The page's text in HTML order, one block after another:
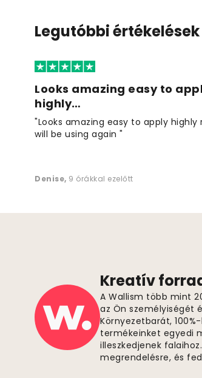
Legutóbbi értékelések
Looks amazing easy to
highly…
"Looks amazing easy to apply
will be using again "
Denise, 9 órákkal ezelőtt
Kreatív
A Wallism több mint
az Ön személyiségét
Környezetbarát,
termékeinket egyedi
illeszkedjenek
megrendelésre, és